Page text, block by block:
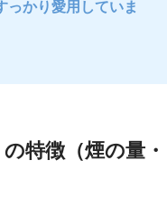
っかり愛用していま
特徴（煙の量・